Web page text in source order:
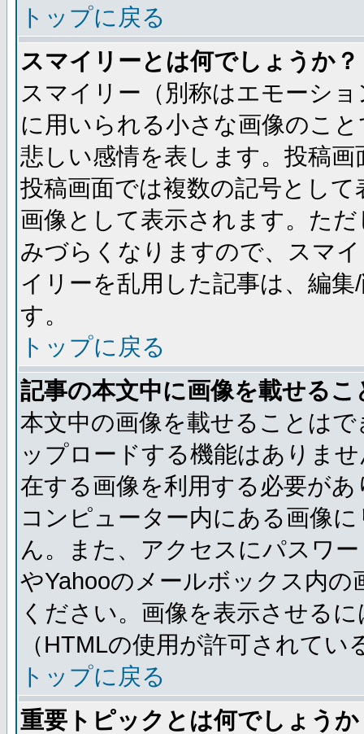
トップに戻る
スマイリーとは何でしょうか？
スマイリー（別称はエモーシ
に用いられる小さな画像のこ
悲しい感情を表します。投稿
投稿画面では複数の記号とし
画像として表示されます。た
みづらくなりますので、スマ
イリーを乱用した記事は、編
す。
トップに戻る
記事の本文中に画像を載せる
本文中の画像を載せることは
ップロードする機能はありま
在する画像を利用する必要が
コンピューター内にある画像
ん。また、アクセスにパスワ
やYahooのメールボックス内
ください。画像を表示させる
（HTMLの使用が許可されて
トップに戻る
重要トピックとは何でしょうか